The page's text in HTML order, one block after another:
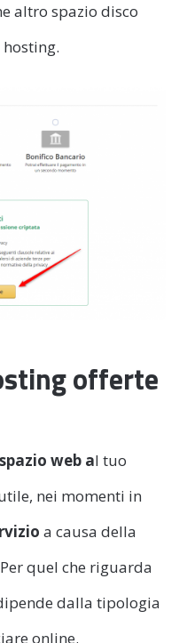
altro spazio disco
offerte
web al tuo
nei momenti in
a causa della
quel che riguarda
dalla tipologia
online.